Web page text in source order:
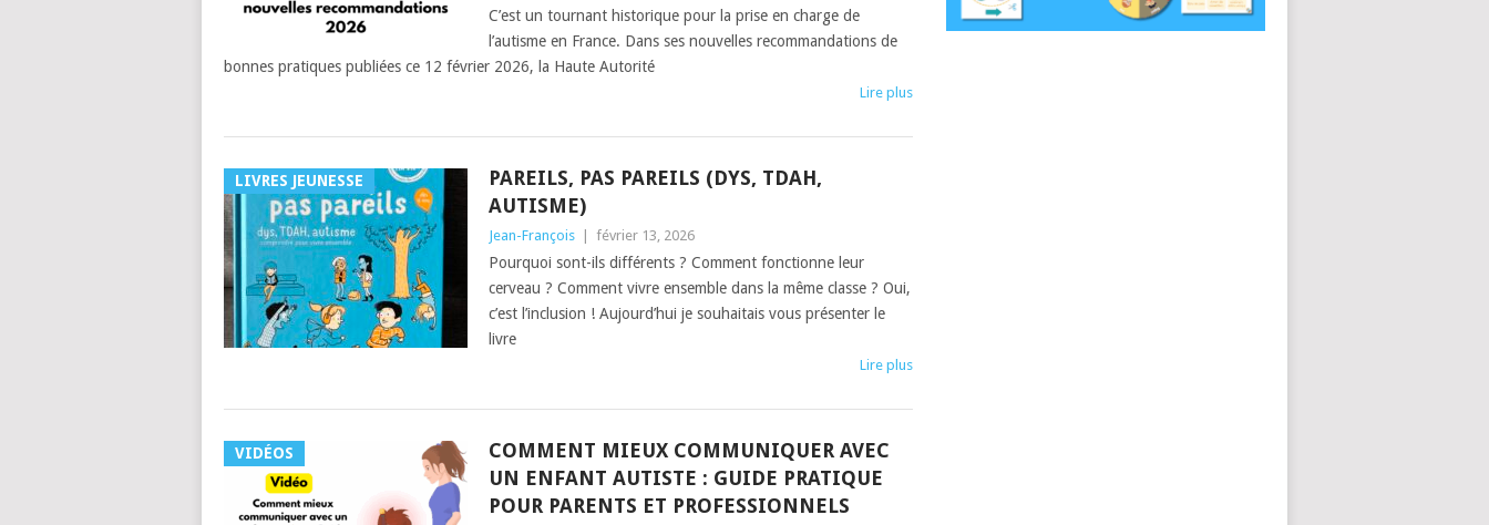
C’est un tournant historique pour la prise en charge de
l’autisme en France. Dans ses nouvelles recommandations de
bonnes pratiques publiées ce 12 février 2026, la Haute Autorité
Lire plus
LIVRES JEUNESSE
PAREILS, PAS PAREILS (DYS, TDAH,
AUTISME)
Jean-François février 13, 2026
Pourquoi sont-ils différents ? Comment fonctionne leur
cerveau ? Comment vivre ensemble dans la même classe ? Oui,
c’est l’inclusion ! Aujourd’hui je souhaitais vous présenter le
livre
Lire plus
VIDÉOS
COMMENT MIEUX COMMUNIQUER AVEC
UN ENFANT AUTISTE : GUIDE PRATIQUE
POUR PARENTS ET PROFESSIONNELS